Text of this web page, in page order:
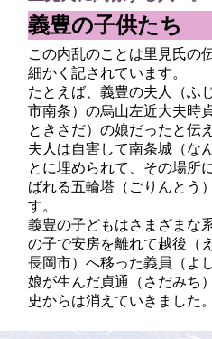
義豊の子供たち
この内乱のことは里見氏の
細かく記されています。
たとえば、義豊の夫人（ふ
市南条）の烏山左近大夫時
ときさだ）の娘だったと伝
夫人は自害して南条城（な
とに埋められて、その場所
ばれる五輪塔（ごりんとう
す。
義豊の子どもはさまざまな
の子で安房を離れて越後（
長岡市）へ移った義員（よ
娘が生んだ貞通（さだみち
史からは消えていきました。